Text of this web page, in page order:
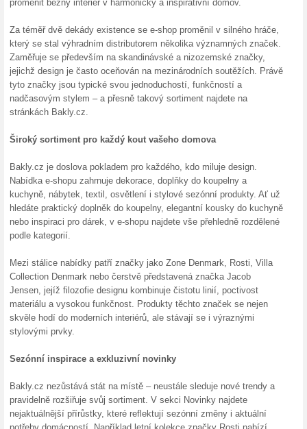
Doprava zdarma
100% fungovalo Akce
Nakupování online v
nákupech nad 2 000 Kč jsou
Neplaťte tak zbytečně
Skončené nabídky... (14x)
Více o Bakly.cz